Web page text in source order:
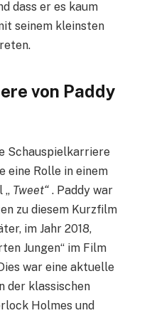
dass er es kaum
seinem kleinsten
von Paddy
Schauspielkarriere
eine Rolle in einem
„ Tweet“ . Paddy war
zu diesem Kurzfilm
im Jahr 2018,
Jungen“ im Film
war eine aktuelle
der klassischen
Holmes und